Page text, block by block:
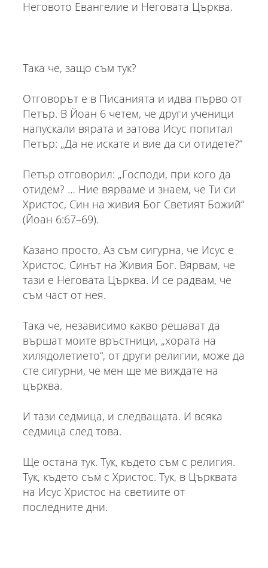
Неговото Евангелие и Неговата Църква.
Така че, защо съм тук?
Отговорът е в Писанията и идва първо от
Петър. В Йоан 6 четем, че други ученици
напускали вярата и затова Исус попитал
Петър: „Да не искате и вие да си отидете?“
Петър отговорил: „Господи, при кого да
отидем? … Ние вярваме и знаем, че Ти си
Христос, Син на живия Бог Светият Божий“
(Йоан 6:67–69).
Казано просто, Аз съм сигурна, че Исус е
Христос, Синът на Живия Бог. Вярвам, че
тази е Неговата Църква. И се радвам, че
съм част от нея.
Така че, независимо какво решават да
вършат моите връстници, „хората на
хилядолетието“, от други религии, може да
сте сигурни, че мен ще ме виждате на
църква.
И тази седмица, и следващата. И всяка
седмица след това.
Ще остана тук. Тук, където съм с религия.
Тук, където съм с Христос. Тук, в Църквата
на Исус Христос на светиите от
последните дни.